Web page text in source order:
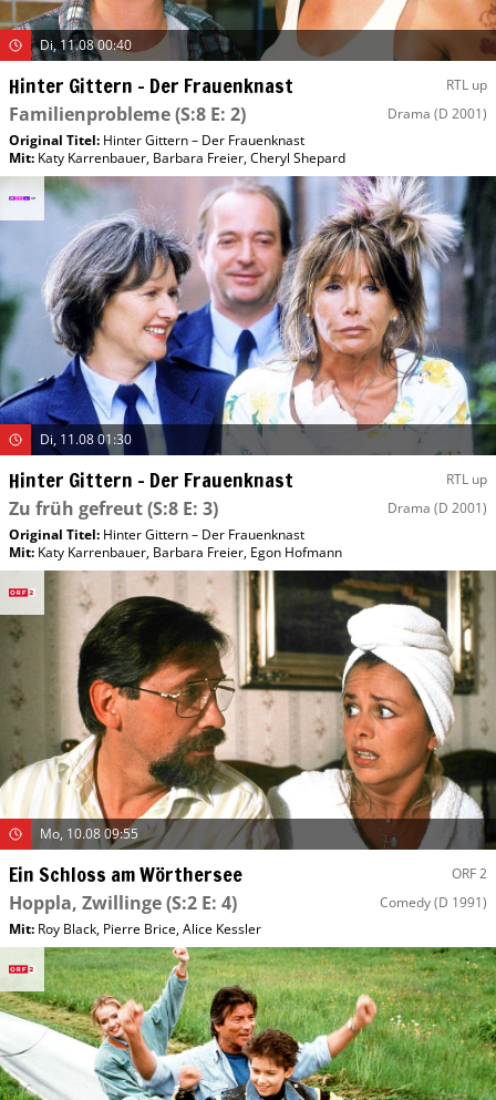
Di, 11.08 00:40
Hinter Gittern – Der Frauenknast RTL up
Familienprobleme(S:8 E: 2) Drama (D 2001)
Original Titel: Hinter Gittern – Der Frauenknast
Mit: Katy Karrenbauer, Barbara Freier,Cheryl Shepard
Di, 11.08 01:30
Hinter Gittern – Der Frauenknast RTL up
Zu früh gefreut(S:8 E: 3) Drama (D 2001)
Original Titel: Hinter Gittern – Der Frauenknast
Mit: Katy Karrenbauer, Barbara Freier, Egon Hofmann
Mo, 10.08 09:55
Ein Schloss am Wörthersee ORF 2
Hoppla, Zwillinge(S:2 E: 4) Comedy(D 1991)
Mit: Roy Black, Pierre Brice,Alice Kessler